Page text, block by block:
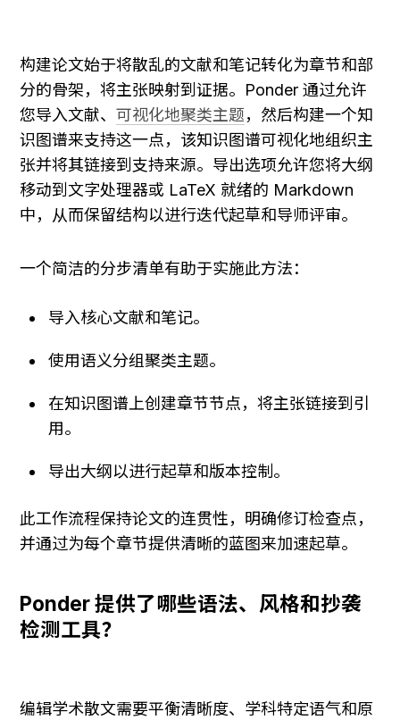
构建论文始于将散乱的文献和笔记转化为章节和部
分的骨架，将主张映射到证据。Ponder 通过允许
您导入文献、 可视化地聚类主题，然后构建一个知
识图谱来支持这一点，该知识图谱可视化地组织主
张并将其链接到支持来源。导出选项允许您将大纲
移动到文字处理器或 LaTeX 就绪的 Markdown
中，从而保留结构以进行迭代起草和导师评审。
一个简洁的分步清单有助于实施此方法：
导入核心文献和笔记。
使用语义分组聚类主题。
在知识图谱上创建章节节点，将主张链接到引
用。
导出大纲以进行起草和版本控制。
此工作流程保持论文的连贯性，明确修订检查点，
并通过为每个章节提供清晰的蓝图来加速起草。
Ponder 提供了哪些语法、风格和抄袭
检测工具？
编辑学术散文需要平衡清晰度、学科特定语气和原